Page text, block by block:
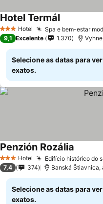
3 EstrelasHotel Spa e bem-estar
Hotel TermálVer preços
9,1 Excelente 1.370
Selecione as datas para
exatos.
3 EstrelasHotel Edifício histórico do
Penzión Rozália
7,4 374 Banská Štiavnica,
Selecione as datas para
exatos.